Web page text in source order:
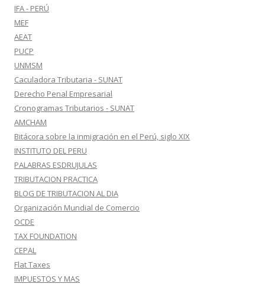
IFA - PERÚ
MEF
AEAT
PUCP
UNMSM
Caculadora Tributaria - SUNAT
Derecho Penal Empresarial
Cronogramas Tributarios - SUNAT
AMCHAM
Bitácora sobre la inmigración en el Perú, siglo XIX
INSTITUTO DEL PERU
PALABRAS ESDRUJULAS
TRIBUTACION PRACTICA
BLOG DE TRIBUTACION AL DIA
Organización Mundial de Comercio
OCDE
TAX FOUNDATION
CEPAL
Flat Taxes
IMPUESTOS Y MAS